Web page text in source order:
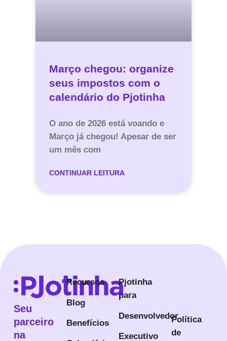
Março chegou: organize
seus impostos com o
calendário do Pjotinha
O ano de 2026 está voando e
Março já chegou! Apesar de ser
um mês com
CONTINUAR LEITURA
Seu
parceiro
na
Recursos
Blog
Benefícios
Pjotinha
para
Desenvolvedor
Executivo
Política
de